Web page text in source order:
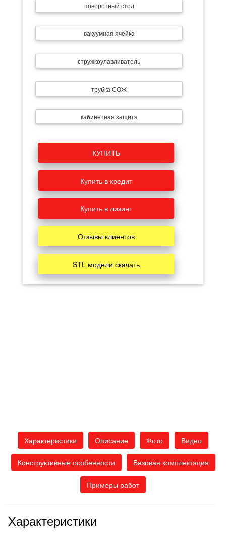
поворотный стол
вакуумная ячейка
стружкоулавливатель
трубка СОЖ
кабинетная защита
КУПИТЬ
Купить в кредит
Купить в лизинг
Отзывы клиентов
STL модели скачать
Характеристики Описание Фото Видео
Конструктивные особенности Базовая комплектация
Примеры работ
Характеристики